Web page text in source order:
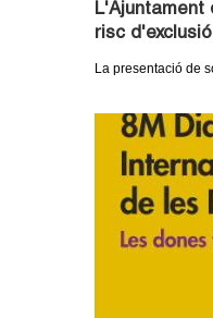
L'Ajuntament
risc
La presentació de